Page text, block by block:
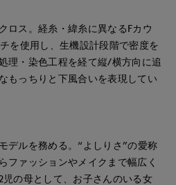
ロス。経糸・緯糸に異なるFカウ
を使用し、生機設計段階で密度を
理・染色工程を経て縦/横方向に追
もっちりと下風合いを表現してい
デルを務める。“よしりさ”の愛称
ファッションやメイクまで幅広く
の母として、お子さんのいる女